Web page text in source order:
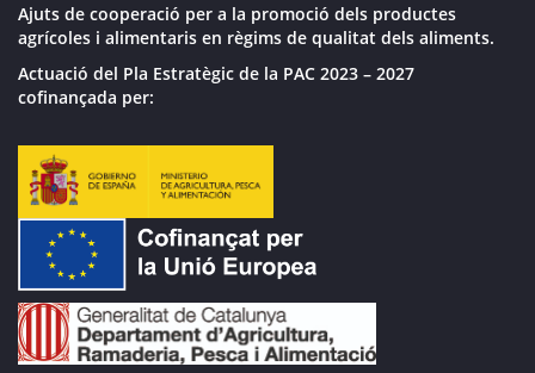
Ajuts de cooperació per a la promoció dels productes
agrícoles i alimentaris en règims de qualitat dels aliments.
Actuació del Pla Estratègic de la PAC 2023 – 2027
cofinançada per: